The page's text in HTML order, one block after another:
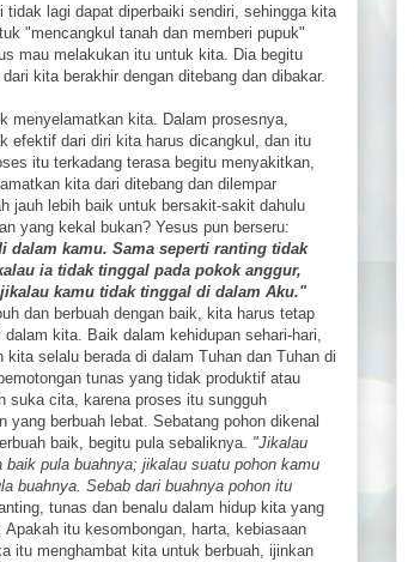
tidak lagi dapat diperbaiki sendiri, sehingga kita
"mencangkul tanah dan memberi pupuk"
mau melakukan itu untuk kita. Dia begitu
kita berakhir dengan ditebang dan dibakar.
menyelamatkan kita. Dalam prosesnya,
efektif dari diri kita harus dicangkul, dan itu
itu terkadang terasa begitu menyakitkan,
kita dari ditebang dan dilempar
jauh lebih baik untuk bersakit-sakit dahulu
yang kekal bukan? Yesus pun berseru:
dalam kamu. Sama seperti ranting tidak
ia tidak tinggal pada pokok anggur,
kamu tidak tinggal di dalam Aku."
dan berbuah dengan baik, kita harus tetap
kita. Baik dalam kehidupan sehari-hari,
kita selalu berada di dalam Tuhan dan Tuhan di
tunas yang tidak produktif atau
suka cita, karena proses itu sungguh
yang berbuah lebat. Sebatang pohon dikenal
baik, begitu pula sebaliknya. "Jikalau
pula buahnya; jikalau suatu pohon kamu
buahnya. Sebab dari buahnya pohon itu
tunas dan benalu dalam hidup kita yang
itu kesombongan, harta, kebiasaan
itu menghambat kita untuk berbuah, ijinkan